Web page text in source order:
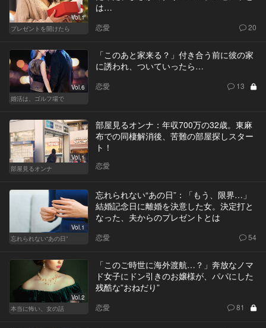
Vol.1
プレゼントを開けたら
は…
恋愛 20
Vol.6
婚活は、ゴルフ場で
「このあと家来る？」付き合う前に彼の家
に誘われ、ついていったら…
恋愛 13
Vol.1
部屋見るオンナ
部屋見るオンナ：年収700万の32歳。東麻
布での同棲解消後、苦難の部屋探しスター
ト！
恋愛
Vol.1
忘れられない“あの日”
忘れられない“あの日”：「もう、限界…」
結婚記念日に離婚を決意した女。決定打と
なった、夫からのプレゼントとは
恋愛 54
Vol.2
本当に怖い、女の話
「このご時世に海外渡航…？」奔放なノマ
ド女子にドン引きのお嬢様が、パパにした
残酷な”おねだり”
恋愛 81